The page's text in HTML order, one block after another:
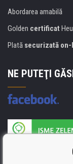
Abordarea amabilă
Golden certificat
Plată securizată
NE PUTEŢI
Producătorul
ISO 9001, ISO 14001